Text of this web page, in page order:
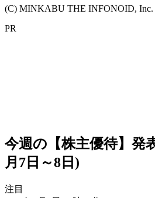
(C) MINKABU THE INFONOID, Inc.
PR
今週の【株主優待】発
月7日～8日)
注目